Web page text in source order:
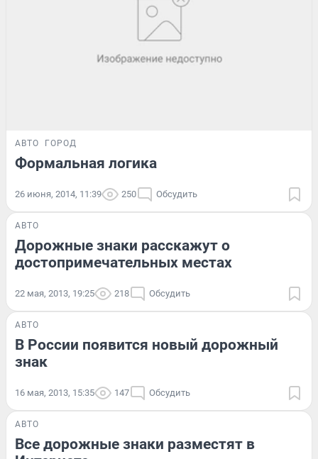
АВТО ГОРОД
Формальная логика
26 июня, 2014, 11:39 250 Обсудить
АВТО
Дорожные знаки расскажут о
достопримечательных местах
22 мая, 2013, 19:25 218 Обсудить
АВТО
В России появится новый дорожный
знак
16 мая, 2013, 15:35 147 Обсудить
АВТО
Все дорожные знаки разместят в